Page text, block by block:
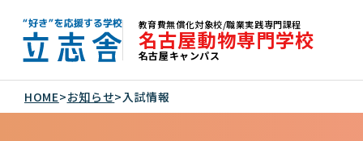
教育費無償化対象校/職業実践専門課程
名古屋動物専門学校
名古屋キャンパス
HOME>お知らせ> 入試情報